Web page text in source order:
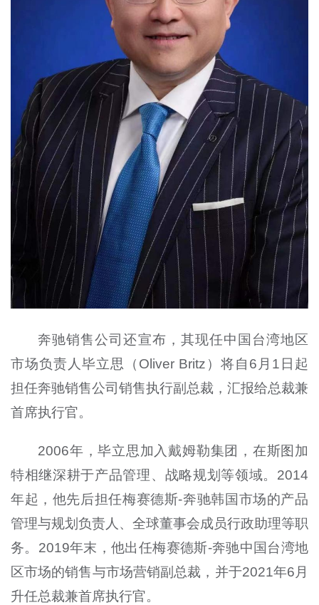
奔驰销售公司还宣布，其现任中国台湾地区
市场负责人毕立思（Oliver Britz）将自6月1日起
担任奔驰销售公司销售执行副总裁，汇报给总裁兼
首席执行官。
2006年，毕立思加入戴姆勒集团，在斯图加
特相继深耕于产品管理、战略规划等领域。2014
年起，他先后担任梅赛德斯-奔驰韩国市场的产品
管理与规划负责人、全球董事会成员行政助理等职
务。2019年末，他出任梅赛德斯-奔驰中国台湾地
区市场的销售与市场营销副总裁，并于2021年6月
升任总裁兼首席执行官。